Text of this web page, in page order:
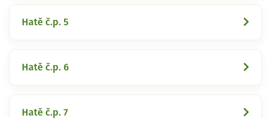
Hatě č.p. 5
Hatě č.p. 6
Hatě č.p. 7